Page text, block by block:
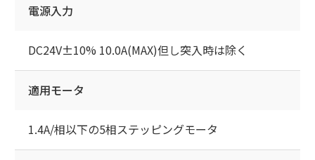
電源入力
DC24V±10% 10.0A(MAX)但し突入時は除く
適用モータ
1.4A/相以下の5相ステッピングモータ